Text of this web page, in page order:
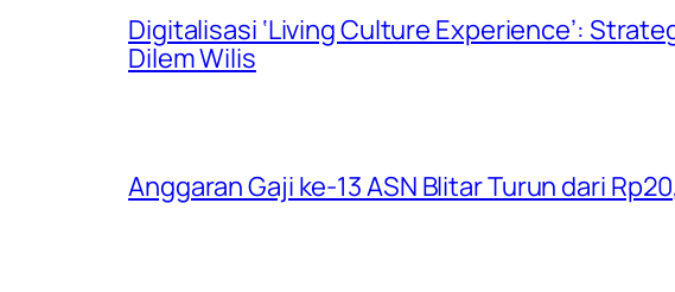
Digitalisasi ‘Living Culture Experience’:
Dilem Wilis
Anggaran Gaji ke-13 ASN Blitar Turun dari